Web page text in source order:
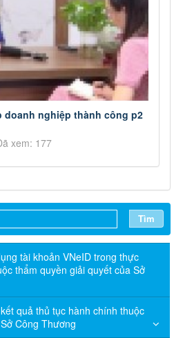
nghiệp thành công p2
xem: 177
Tìm
tài khoản VNeID trong thực
thẩm quyền giải quyết của Sở
quả thủ tục hành chính thuộc
Công Thương